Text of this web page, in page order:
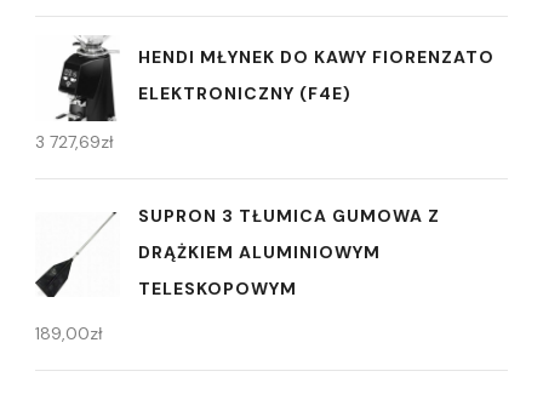
HENDI MŁYNEK DO KAWY FIORENZATO
ELEKTRONICZNY (F4E)
3 727,69zł
SUPRON 3 TŁUMICA GUMOWA Z
DRĄŻKIEM ALUMINIOWYM
TELESKOPOWYM
189,00zł